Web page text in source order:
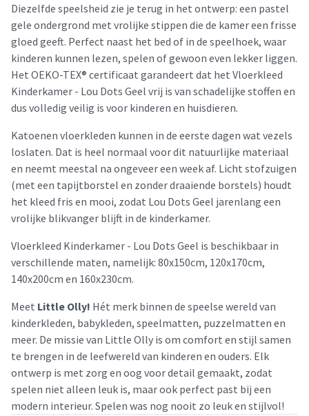
Diezelfde speelsheid zie je terug in het ontwerp: een pastel
gele ondergrond met vrolijke stippen die de kamer een frisse
gloed geeft. Perfect naast het bed of in de speelhoek, waar
kinderen kunnen lezen, spelen of gewoon even lekker liggen.
Het OEKO-TEX® certificaat garandeert dat het Vloerkleed
Kinderkamer - Lou Dots Geel vrij is van schadelijke stoffen en
dus volledig veilig is voor kinderen en huisdieren.
Katoenen vloerkleden kunnen in de eerste dagen wat vezels
loslaten. Dat is heel normaal voor dit natuurlijke materiaal
en neemt meestal na ongeveer een week af. Licht stofzuigen
(met een tapijtborstel en zonder draaiende borstels) houdt
het kleed fris en mooi, zodat Lou Dots Geel jarenlang een
vrolijke blikvanger blijft in de kinderkamer.
Vloerkleed Kinderkamer - Lou Dots Geel is beschikbaar in
verschillende maten, namelijk: 80x150cm, 120x170cm,
140x200cm en 160x230cm.
Meet Little Olly! Hét merk binnen de speelse wereld van
kinderkleden, babykleden, speelmatten, puzzelmatten en
meer. De missie van Little Olly is om comfort en stijl samen
te brengen in de leefwereld van kinderen en ouders. Elk
ontwerp is met zorg en oog voor detail gemaakt, zodat
spelen niet alleen leuk is, maar ook perfect past bij een
modern interieur. Spelen was nog nooit zo leuk en stijlvol!